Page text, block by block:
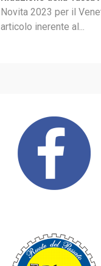
Novita 2023 per il
articolo inerente al...